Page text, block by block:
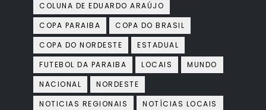
COLUNA DE EDUARDO ARAÚJO
COPA PARAIBA
COPA DO BRASIL
COPA DO NORDESTE
ESTADUAL
FUTEBOL DA PARAIBA
LOCAIS
MUNDO
NACIONAL
NORDESTE
NOTICIAS REGIONAIS
NOTÍCIAS LOCAIS